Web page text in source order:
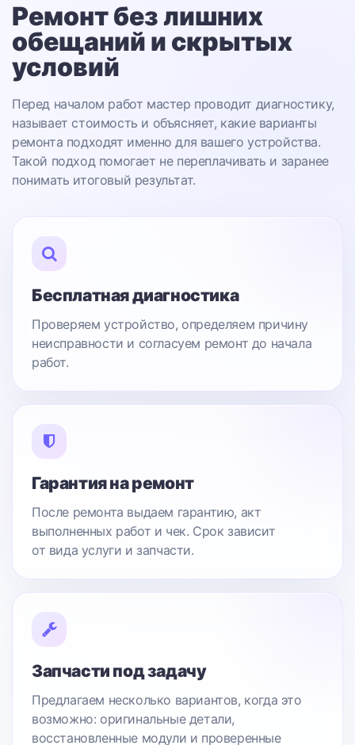
Ремонт без лишних
обещаний и скрытых
условий
Перед началом работ мастер проводит диагностику,
называет стоимость и объясняет, какие варианты
ремонта подходят именно для вашего устройства.
Такой подход помогает не переплачивать и заранее
понимать итоговый результат.
Бесплатная диагностика
Проверяем устройство, определяем причину
неисправности и согласуем ремонт до начала
работ.
Гарантия на ремонт
После ремонта выдаем гарантию, акт
выполненных работ и чек. Срок зависит
от вида услуги и запчасти.
Запчасти под задачу
Предлагаем несколько вариантов, когда это
возможно: оригинальные детали,
восстановленные модули и проверенные